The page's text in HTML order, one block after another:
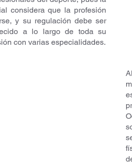
considera que la profesión
y su regulación debe ser
a lo largo de toda su
con varias especialidades.